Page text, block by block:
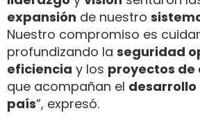
expansión de nuestro
Nuestro compromiso es
profundizando la seguridad
eficiencia y los proyectos
que acompañan el
país”, expresó.